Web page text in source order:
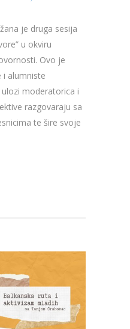
je druga sesija
u okviru
Ovo je
i alumniste
moderatorica i
razgovaraju sa
te šire svoje